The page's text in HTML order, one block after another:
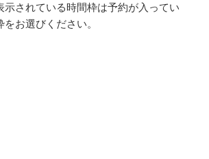
示されている時間枠は予約が入ってい
お選びください。